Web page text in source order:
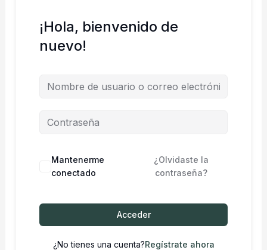
¡Hola, bienvenido de
nuevo!
Mantenerme
conectado
¿Olvidaste la
contraseña?
Acceder
¿No tienes una cuenta?Regístrate ahora